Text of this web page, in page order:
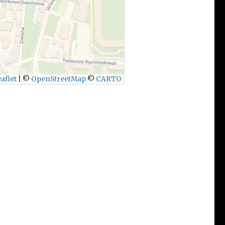
©OpenStreetMap © CARTO